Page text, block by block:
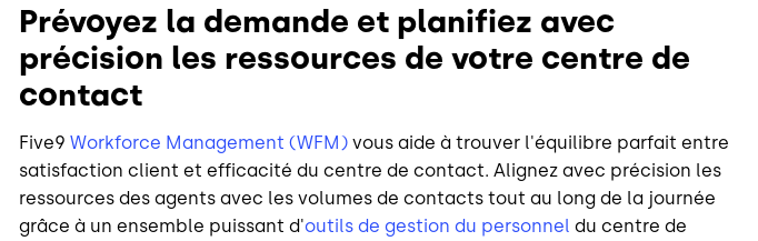
Prévoyez la demande et planifiez avec
précision les ressources de votre centre de
contact
Five9 Workforce Management (WFM) vous aide à trouver l'équilibre parfait entre
satisfaction client et efficacité du centre de contact. Alignez avec précision les
ressources des agents avec les volumes de contacts tout au long de la journée
grâce à un ensemble puissant d'outils de gestion du personnel du centre de